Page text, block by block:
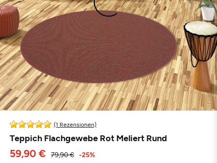
(1 Rezensionen)
Teppich Flachgewebe Rot Meliert Rund
59,90 € 79,90 € -25%